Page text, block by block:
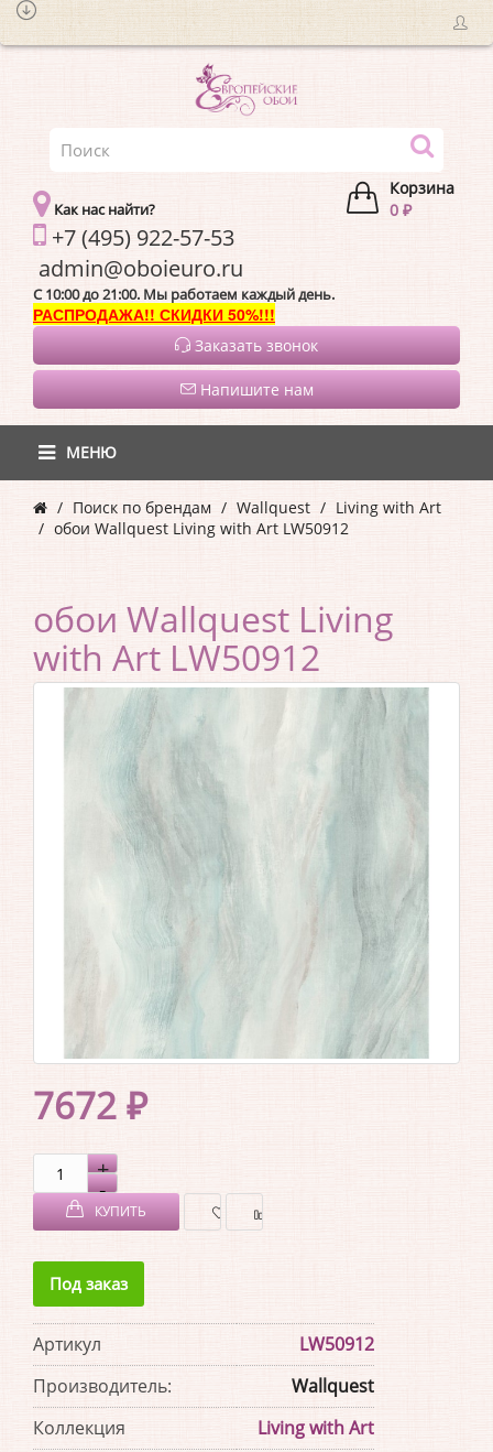
Корзина
0 ₽
Как нас найти?
+7 (495) 922-57-53
C 10:00 до 21:00. Мы работаем каждый день.
РАСПРОДАЖА!! СКИДКИ 50%!!!
Заказать звонок
Напишите нам
МЕНЮ
Поиск по брендам Wallquest
Living with Art
обои Wallquest Living with Art LW50912
обои Wallquest Living
with Art LW50912
7672 ₽
КУПИТЬ
Под заказ
Артикул
LW50912
Производитель:
Wallquest
Коллекция
Living with Art